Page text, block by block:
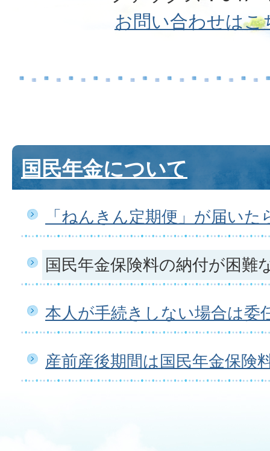
お問い合わせはこ
国民年金について
「ねんきん定期便」が届いた
国民年金保険料の納付が困難
本人が手続きしない場合は委
産前産後期間は国民年金保険